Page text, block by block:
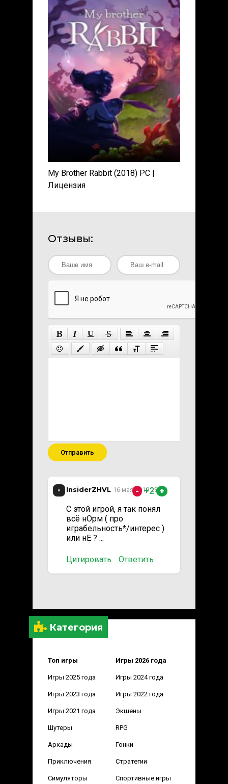
Категория
Топ игры Игры 2026 года
Игры 2025 года Игры 2024 года
Игры 2023 года Игры 2022 года
Игры 2021 года Экшены
Шутеры RPG
Аркады Гонки
Приключения Стратегии
Симуляторы Спортивные игры
My Brother Rabbit (2018) PC |
Лицензия
Отзывы:
Отправить
InsiderZHVL 16 мая 2019 23:03
С этой игрой, я так понял
всё нОрм ( про
играбельность*/интерес )
или нЕ ? ...
Цитировать Ответить
- +2 +